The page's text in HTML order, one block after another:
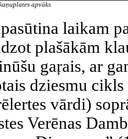
apvāks
laikam
plašākām
gaŗais, ar
dziesmu
vārdi)
Verēnas